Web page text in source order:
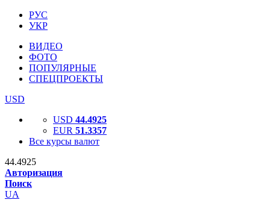
РУС
УКР
ВИДЕО
ФОТО
ПОПУЛЯРНЫЕ
СПЕЦПРОЕКТЫ
USD
USD 44.4925
EUR 51.3357
Все курсы валют
44.4925
Авторизация
Поиск
UA